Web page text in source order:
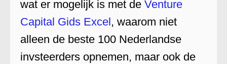
wat er mogelijk is met de Venture
Capital Gids Excel , waarom niet
alleen de beste 100 Nederlandse
invsteerders opnemen, maar ook de